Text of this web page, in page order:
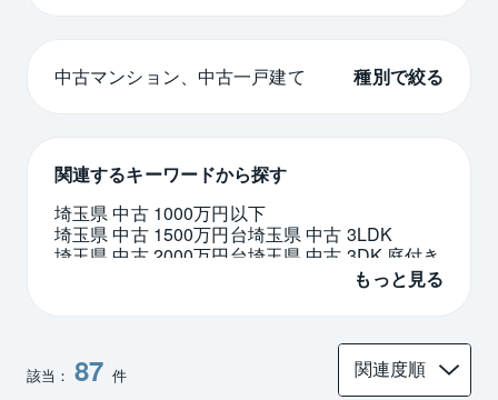
中古マンション、中古一戸建て 種別で絞る
関連するキーワードから探す
埼玉県 中古 1000万円以下
埼玉県 中古 1500万円台埼玉県 中古 3LDK
埼玉県 中古 2000万円台埼玉県 中古 3DK 庭付き
もっと見る
該当： 87 件